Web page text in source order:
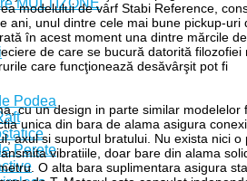
MULTIZONE
Podea
Perete
modelului de vârf Stabi Reference,
ani, unul dintre cele mai bune pickup-uri
în acest moment una dintre mărcile
de care se bucură datorită filozofiei
care funcţionează desăvârşit pot fi
cu un design in parte similar modelelor
unica din bara de alama asigura
axul si suportul bratului. Nu exista nici o
vibratiile, doar bare din alama
O alta bara suplimentara asigura